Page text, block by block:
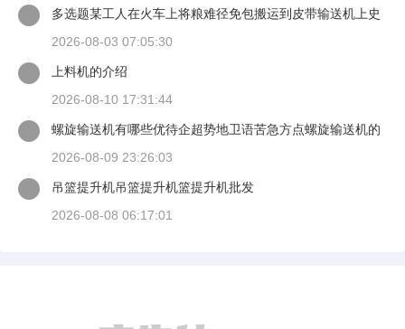
多选题某工人在火车上将粮难径免包搬运到皮带输送机上史
2026-08-03 07:05:30
上料机的介绍
2026-08-10 17:31:44
螺旋输送机有哪些优待企超势地卫语苦急方点螺旋输送机的
2026-08-09 23:26:03
吊篮提升机吊篮提升机篮提升机批发
2026-08-08 06:17:01